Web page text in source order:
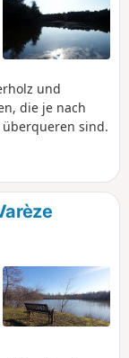
und
die je nach
sind.